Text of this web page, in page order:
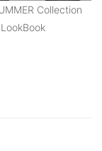
Collection
LookBook